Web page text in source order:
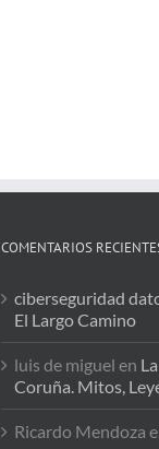
COMENTARIOS
ciberseguridad
El Largo Camino
luis de miguel en
Coruña. Mitos,
Ricardo Mendoza